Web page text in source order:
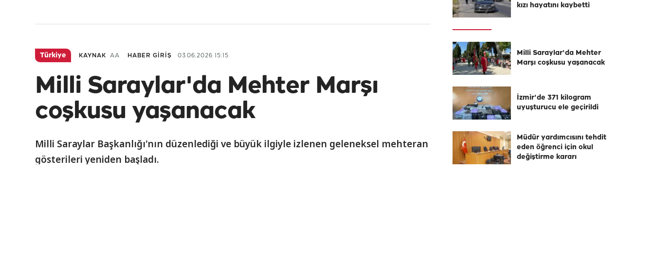
Türkiye KAYNAK AA HABER GİRİŞ 03.06.2026 15:15
Milli Saraylar'da Mehter Marşı
coşkusu yaşanacak
Milli Saraylar Başkanlığı'nın düzenlediği ve büyük ilgiyle izlenen geleneksel mehteran
gösterileri yeniden başladı.
kızı hayatını kaybetti
Milli Saraylar'da Mehter
Marşı coşkusu yaşanacak
İzmir'de 371 kilogram
uyuşturucu ele geçirildi
Müdür yardımcısını tehdit
eden öğrenci için okul
değiştirme kararı